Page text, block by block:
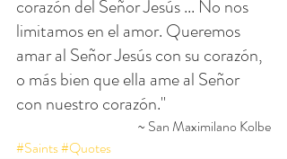
corazón del Señor Jesús ... No nos
limitamos en el amor. Queremos
amar al Señor Jesús con su corazón,
o más bien que ella ame al Señor
con nuestro corazón."
~ San Maximilano Kolbe
#Saints#Quotes